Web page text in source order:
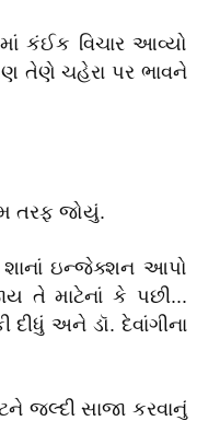
કંઈક વિચાર આવ્યો
તેણે ચહેરા પર ભાવને
તરફ જોયું.
ઇન્જેક્શન આપો
તે માટેનાં કે પછી...
અને ડૉ. દેવાંગીના
જલ્દી સાજા કરવાનું